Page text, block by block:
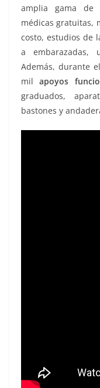
amplia gama de
médicas gratuitas,
costo, estudios de
a embarazadas,
Además, durante
mil apoyos
graduados,
bastones y